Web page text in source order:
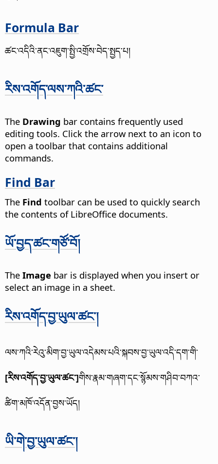
Formula Bar
ཚང་འདིའི་ནང་འཇུག་སྤྱི་འགྲོས་བེད་སྤྱད་པ།
རིས་འགོད་ལས་ཀའི་ཚང་
The Drawing bar contains frequently used
editing tools. Click the arrow next to an icon to
open a toolbar that contains additional
commands.
Find Bar
The Find toolbar can be used to quickly search
the contents of LibreOffice documents.
ཡོ་བྱད་ཚང་གཙོ་བོ།
The Image bar is displayed when you insert or
select an image in a sheet.
རིས་འགོད་བྱ་ཡུལ་ཚང་།
ལས་ཀའི་རེའུ་མིག་བྱ་ཡུལ་འདེམས་པའི་སྐབས་བྱ་ཡུལ་འདི་དག་གི་
[རིས་འགོད་བྱ་ཡུལ་ཚང་]གིས་རྣམ་གཞག་དང་སྙོམས་གཤིབ་བཀའ་
ཚིག་མཁོ་འདོན་བྱས་ཡོད།
ཡི་གེ་བྱ་ཡུལ་ཚང་།